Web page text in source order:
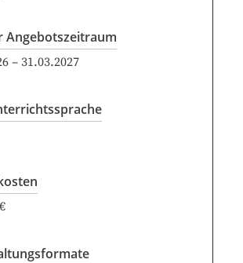
Angebotszeitraum
– 31.03.2027